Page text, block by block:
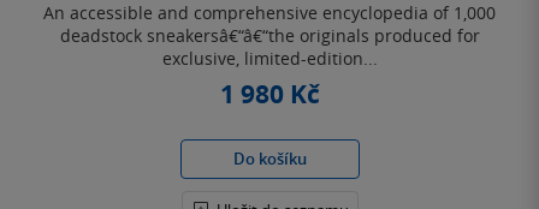
An accessible and comprehensive encyclopedia of 1,000
deadstock sneakersâ€“â€“the originals produced for
exclusive, limited-edition...
1 980 Kč
Do košíku